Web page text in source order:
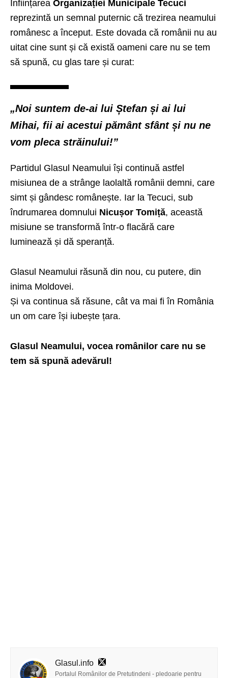
Înființarea Organizației Municipale Tecuci
reprezintă un semnal puternic că trezirea neamului
românesc a început. Este dovada că românii nu au
uitat cine sunt și că există oameni care nu se tem
să spună, cu glas tare și curat:
„Noi suntem de-ai lui Ștefan și ai lui
Mihai, fii ai acestui pământ sfânt și nu ne
vom pleca străinului!”
Partidul Glasul Neamului își continuă astfel
misiunea de a strânge laolaltă românii demni, care
simt și gândesc românește. Iar la Tecuci, sub
îndrumarea domnului Nicușor Tomiță, această
misiune se transformă într-o flacără care
luminează și dă speranță.
Glasul Neamului răsună din nou, cu putere, din
inima Moldovei.
Și va continua să răsune, cât va mai fi în România
un om care își iubește țara.
Glasul Neamului, vocea românilor care nu se
tem să spună adevărul!
Glasul.info
Portalul Românilor de Pretutindeni - pledoarie pentru